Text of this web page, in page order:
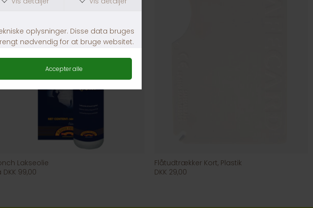
Lakseolie
DKK 99,00
Flåtudtrækker Kort, Plastik
DKK 29,00